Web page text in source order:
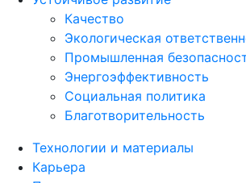
Качество
Экологическая
Промышленная
Энергоэффективность
Социальная политика
Благотворительность
Технологии и материалы
Карьера